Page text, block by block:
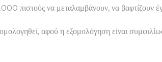
πιστούς να μεταλαμβάνουν, να βαφτίζουν
αφού η εξομολόγηση είναι